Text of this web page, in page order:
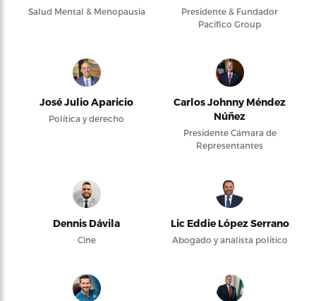
Salud Mental & Menopausia
Presidente & Fundador
Pacifico Group
José Julio Aparicio
Política y derecho
Carlos Johnny Méndez
Núñez
Presidente Cámara de
Representantes
Dennis Dávila
Cine
Lic Eddie López Serrano
Abogado y analista político